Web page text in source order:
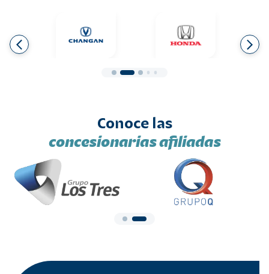
Conoce las
concesionarias afiliadas